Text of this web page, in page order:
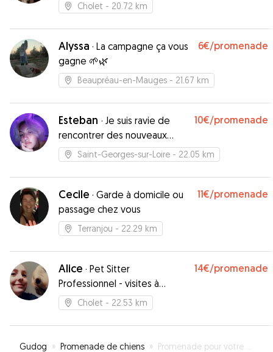
Cholet - 20.72 km
Alyssa · La campagne ça vous
gagne 🌱🌿
6€/promenade
Beaupréau-en-Mauges - 21.67 km
Esteban · Je suis ravie de
rencontrer des nouveaux
loulous
10€/promenade
Saint-Georges-sur-Loire - 22.05 km
Cecile · Garde à domicile ou
passage chez vous
11€/promenade
Terranjou - 22.29 km
Alice · Pet Sitter
Professionnel - visites à
domicile CCAD Assurance RC
Pro
14€/promenade
Cholet - 22.53 km
Gudog » Promenade de chiens » Promenade pour votre chien à Chemillé-en-Anjou